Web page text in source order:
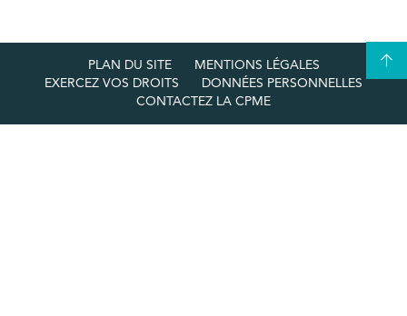
PLAN DU SITE
MENTIONS LÉGALES
EXERCEZ VOS DROITS
DONNÉES PERSONNELLES
CONTACTEZ LA CPME